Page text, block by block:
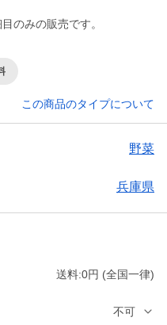
のみの販売です。
この商品のタイプについて
野菜
兵庫県
送料:0円 (全国一律)
不可